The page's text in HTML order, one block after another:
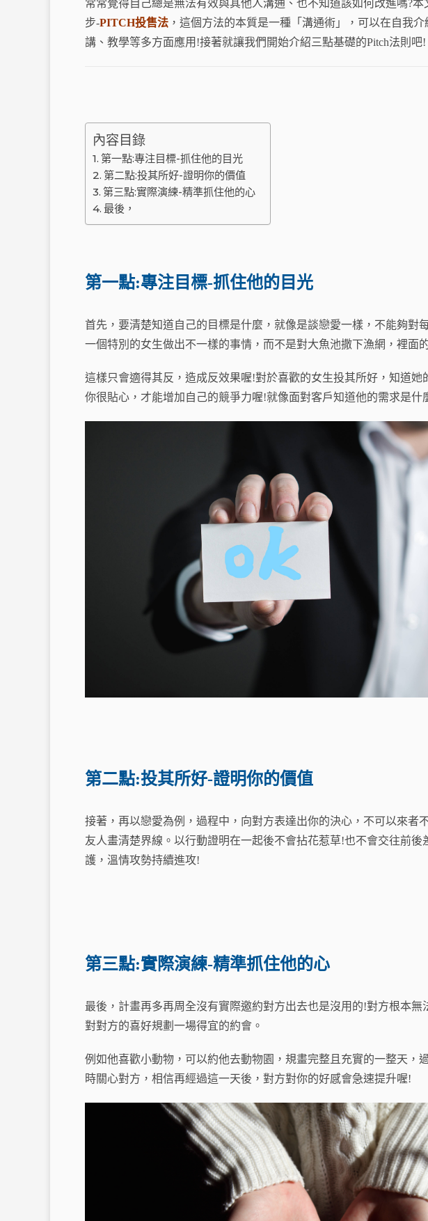
b
o
a
t
ra
m
常常覺得自己總是無法有效與其他人溝通、也不知道該如何改進嗎?
步-PITCH投售法 ，這個方法的本質是一種「溝通術」，可以在自我
講、教學等多方面應用!接著就讓我們開始介紹三點基礎的Pitch法則吧!
內容目錄
第一點:專注目標-抓住他的目光
第二點:投其所好-證明你的價值
第三點:實際演練-精準抓住他的心
最後，
第一點:專注目標-抓住他的目光
首先，要清楚知道自己的目標是什麼，就像是談戀愛一樣，不能夠對
一個特別的女生做出不一樣的事情，而不是對大魚池撒下漁網，裡面
這樣只會適得其反，造成反效果喔!對於喜歡的女生投其所好，知道她
你很貼心，才能增加自己的競爭力喔!就像面對客戶知道他的需求是什
第二點:投其所好-證明你的價值
接著，再以戀愛為例，過程中，向對方表達出你的決心，不可以來者
友人畫清楚界線。 以行動證明在一起後不會拈花惹草!也不會交往前後
護，溫情攻勢持續進攻!
第三點:實際演練-精準抓住他的心
最後，計畫再多再周全沒有實際邀約對方出去也是沒用的!對方根本無
對對方的喜好規劃一場得宜的約會。
例如他喜歡小動物，可以約他去動物園，規畫完整且充實的一整天，
時關心對方，相信再經過這一天後，對方對你的好感會急速提升喔!